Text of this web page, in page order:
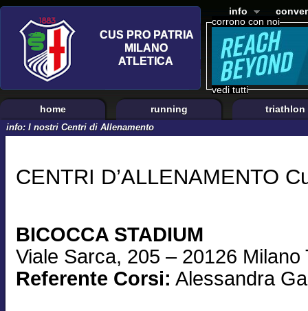
corrono con noi
vedi tutti
info
home running triathlon
info: I nostri Centri di Allenamento
CENTRI D’ALLENAMENTO
BICOCCA STADIUM
Viale Sarca, 205 – 20126 Milano
Referente Corsi: Alessandra